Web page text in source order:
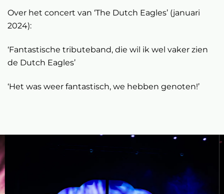
Over het concert van ‘The Dutch Eagles’ (januari
2024):
‘Fantastische tributeband, die wil ik wel vaker zien
de Dutch Eagles’
‘Het was weer fantastisch, we hebben genoten!’